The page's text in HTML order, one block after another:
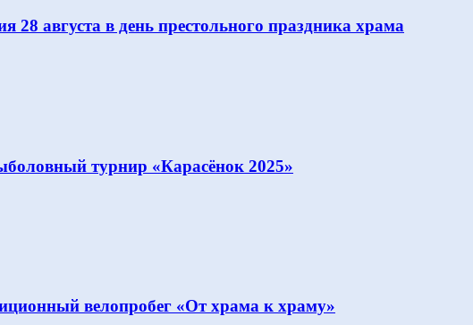
28 августа в день престольного праздника храма
турнир «Карасёнок 2025»
велопробег «От храма к храму»